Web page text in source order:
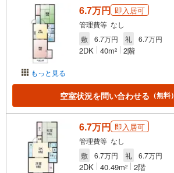
もっと見る
6.7万円 即入居可
管理費等 なし
敷
6.7万円 礼 6.7万円
2DK 40m2 2階
空室状況を問い合わせる （無料）
6.7万円 即入居可
管理費等 なし
敷
6.7万円 礼 6.7万円
2DK 40.49m2 2階